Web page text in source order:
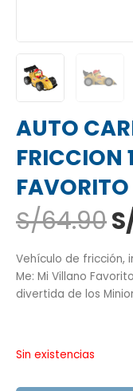
AUTO
FRICCION
FAVORITO
S/64.90El
Vehículo de fricción,
Me: Mi Villano
divertida de los
Sin existencias